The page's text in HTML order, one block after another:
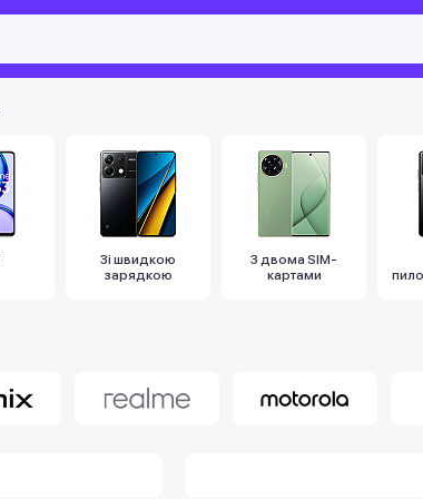
Зі швидкою
зарядкою
З двома SIM-
картами